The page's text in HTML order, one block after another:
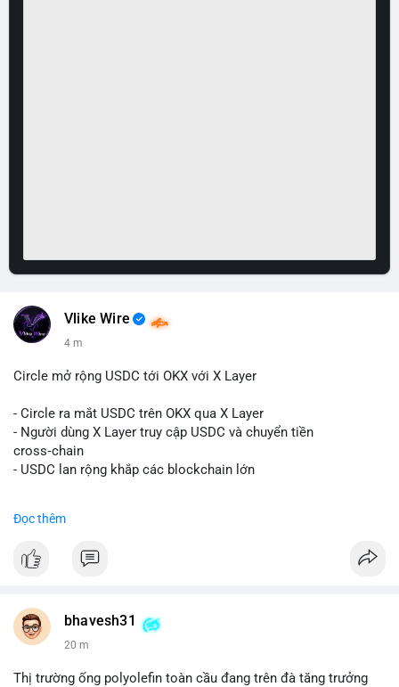
Vlike Wire
4 m
Circle mở rộng USDC tới OKX với X Layer
- Circle ra mắt USDC trên OKX qua X Layer
- Người dùng X Layer truy cập USDC và chuyển tiền
cross‑chain
- USDC lan rộng khắp các blockchain lớn
📰 Nguồn: Cointelegraph
Đọc thêm
bhavesh31
20 m
Thị trường ống polyolefin toàn cầu đang trên đà tăng trưởng